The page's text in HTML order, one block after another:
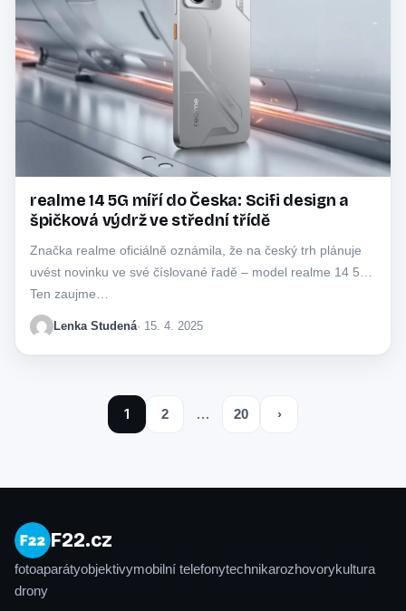
realme 14 5G míří do Česka: Scifi design a
špičková výdrž ve střední třídě
Značka realme oficiálně oznámila, že na český trh plánuje
uvést novinku ve své číslované řadě – model realme 14 5G.
Ten zaujme…
Lenka Studená· 15. 4. 2025
1 2 … 20 ›
F22.cz
fotoaparátyobjektivymobilní telefonytechnikarozhovorykultura
drony